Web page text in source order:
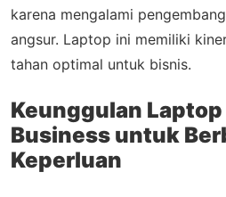
karena mengalami
angsur. Laptop ini memiliki
tahan optimal untuk bisnis.
Keunggulan Laptop
Business untuk
Keperluan